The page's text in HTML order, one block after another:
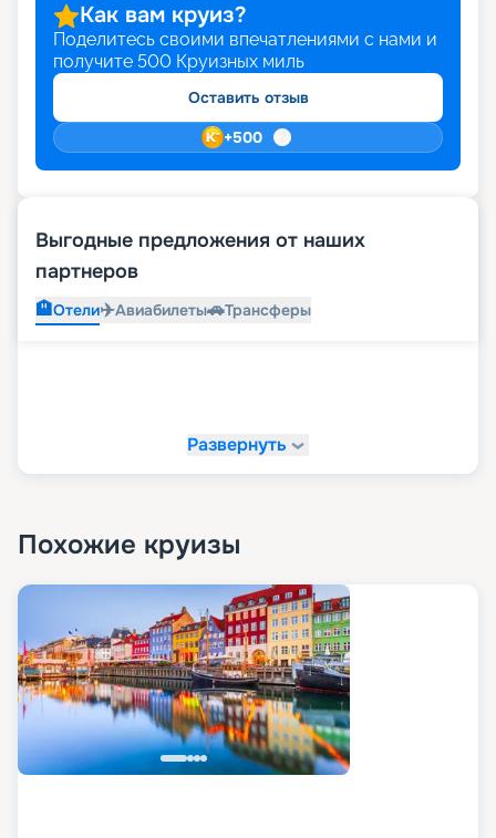
Как вам круиз?
Поделитесь своими впечатлениями с нами и
получите 500 Круизных миль
Оставить отзыв
+500
Выгодные предложения от наших
партнеров
🏨Отели✈️Авиабилеты🚗Трансферы
Развернуть
Похожие круизы